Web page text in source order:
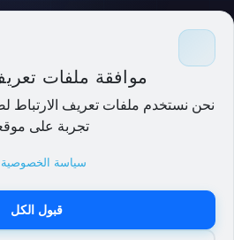
موافقة ملفات
نحن نستخدم ملفات تعريف
تجربة على
سياسة
قبول الكل